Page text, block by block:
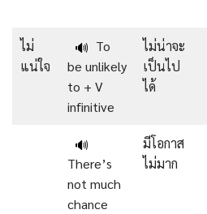
ไม่
แน่ใจ
🔊 To
be unlikely
to + V
infinitive
ไม่น่าจะ
เป็นไป
ได้
🔊
There’s
not much
chance
มีโอกาส
ไม่มาก